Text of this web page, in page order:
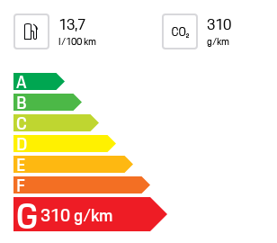
13,7
l/100 km
310
g/km
A
B
C
D
E
F
G310 g/km